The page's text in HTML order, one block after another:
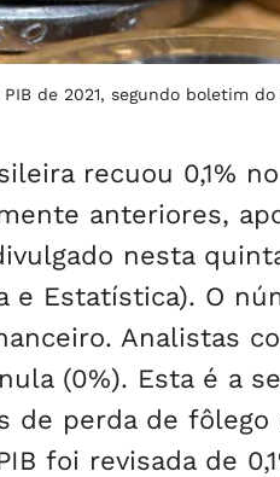
de 2021, segundo boletim do
recuou 0,1%
anteriores,
nesta
Estatística). O
Analistas
(0%). Esta é a
de perda de fôlego
foi revisada de